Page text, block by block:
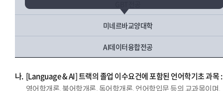
미네르바교양대학
AI데이터융합전공
나. [Language & AI] 트랙의 졸업 이수요건에 포함된 언어학기초 과목 :
영어학개론, 불어학개론, 독어학개론, 언어학입문 등의 교과목이며,